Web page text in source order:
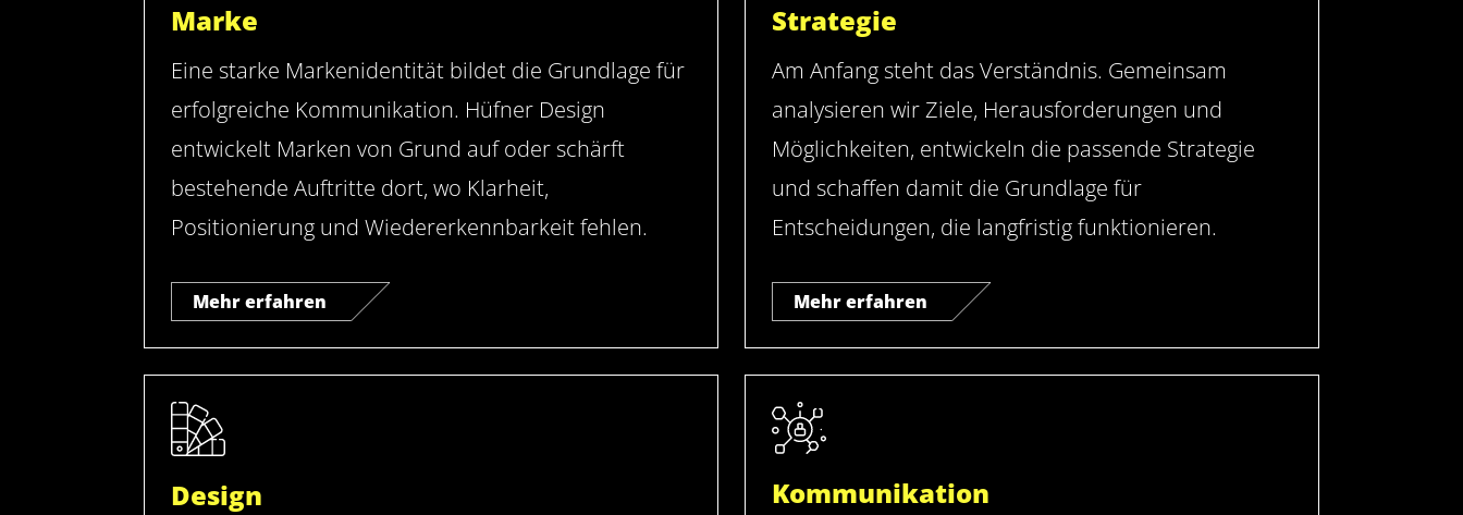
Marke
Eine starke Markenidentität bildet die Grundlage für
erfolgreiche Kommunikation. Hüfner Design
entwickelt Marken von Grund auf oder schärft
bestehende Auftritte dort, wo Klarheit,
Positionierung und Wiedererkennbarkeit fehlen.
Mehr erfahren
Strategie
Am Anfang steht das Verständnis. Gemeinsam
analysieren wir Ziele, Herausforderungen und
Möglichkeiten, entwickeln die passende Strategie
und schaffen damit die Grundlage für
Entscheidungen, die langfristig funktionieren.
Mehr erfahren
Design Kommunikation